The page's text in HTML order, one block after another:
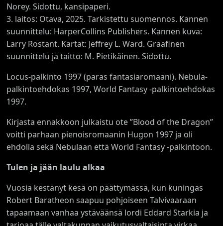
Norey. Sidottu, kansipaperi.
3. laitos: Otava, 2025. Tarkistettu suomennos. Kannen
suunnittelu: HarperCollins Publishers. Kannen kuva:
Larry Rostant. Kartat: Jeffrey L. Ward. Graafinen
suunnittelu ja taitto: M. Pietikäinen. Sidottu.
Locus-palkinto 1997 (paras fantasiaromaani). Nebula-
palkintoehdokas 1997, World Fantasy -palkintoehdokas
1997.
Kirjasta ennakkoon julkaistu ote ”Blood of the Dragon”
voitti parhaan pienoisromaanin Hugon 1997 ja oli
ehdolla sekä Nebulaan että World Fantasy -palkintoon.
Tulen ja jään laulu alkaa
Vuosia kestänyt kesä on päättymässä, kun kuningas
Robert Baratheon saapuu pohjoiseen Talvivaaraan
tapaamaan vanhaa ystäväänsä lordi Eddard Starkia ja